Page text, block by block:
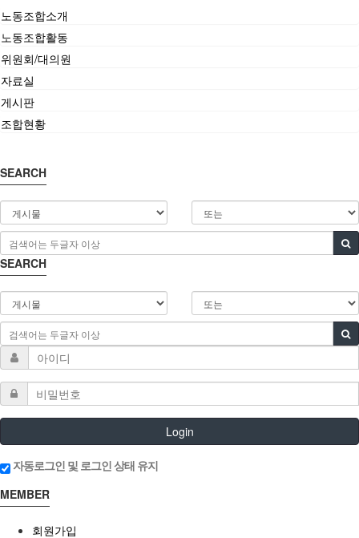
노동조합소개
노동조합활동
위원회/대의원
자료실
게시판
조합현황
SEARCH
SEARCH
Login
자동로그인 및 로그인 상태 유지
MEMBER
회원가입